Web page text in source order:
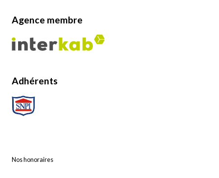
Agence membre
Adhérents
Nos honoraires